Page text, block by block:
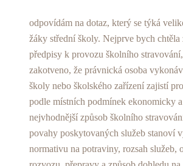
odpovídám na dotaz, který se týká
žáky střední školy. Nejprve bych chtěla
předpisy k provozu školního
zakotveno, že právnická osoba
školy nebo školského zařízení zajistí
podle místních podmínek ekonomicky
nejvhodnější způsob školního
povahy poskytovaných služeb stanoví
normativu na potraviny, rozsah služeb,